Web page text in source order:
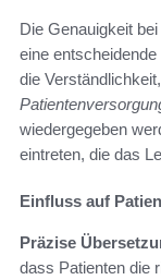
Die Genauigkeit
eine
die
wiedergegeben
eintreten, die das
Einfluss auf
Präzise
dass Patienten die